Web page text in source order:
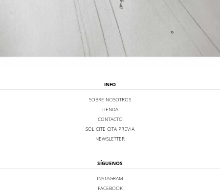
INFO
SOBRE NOSOTROS
TIENDA
CONTACTO
SOLICITE CITA PREVIA
NEWSLETTER
SÍGUENOS
INSTAGRAM
FACEBOOK